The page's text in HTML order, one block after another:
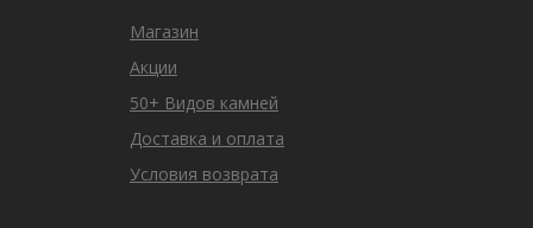
Магазин
Акции
50+ Видов камней
Доставка и оплата
Условия возврата